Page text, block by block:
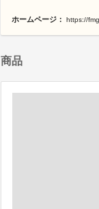
ホームページ： https://
商品